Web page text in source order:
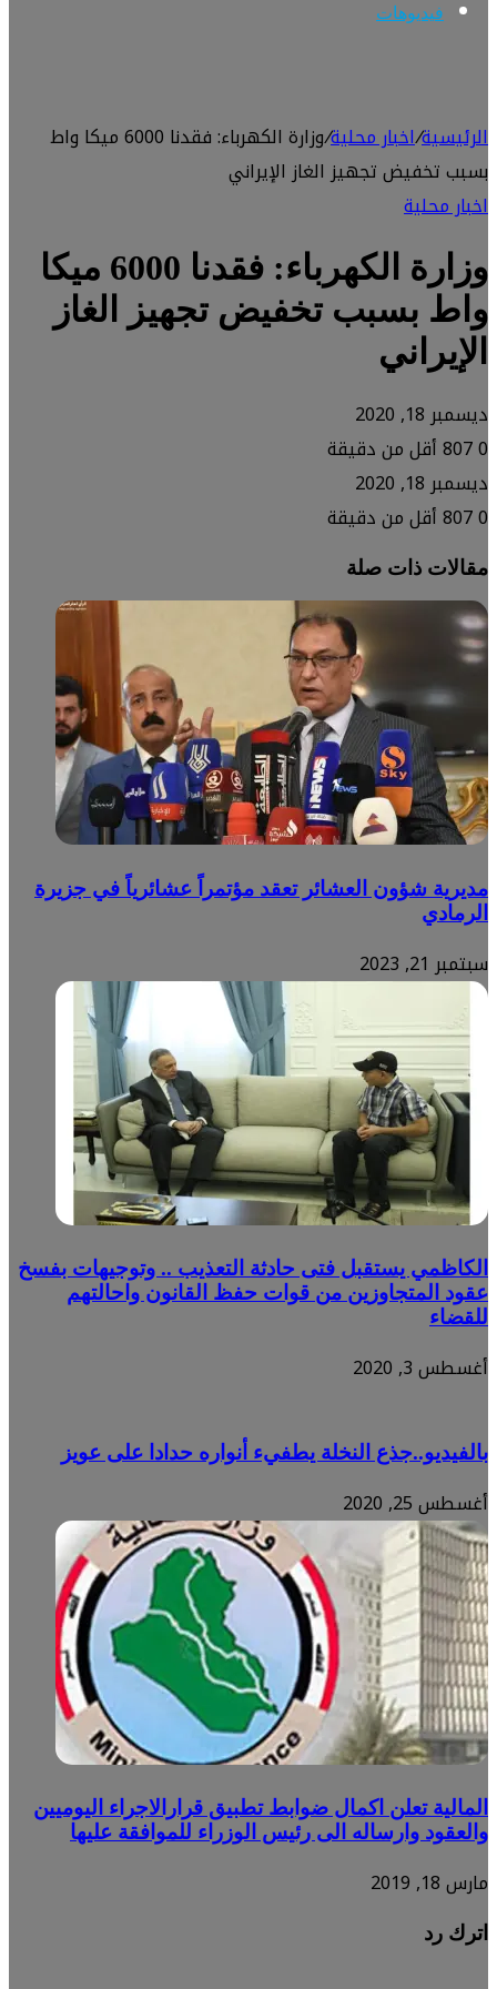
فيديوهات
الرئيسية/اخبار محلية/
وزارة الكهرباء: فقدنا 6000 ميكا واط
بسبب تخفيض تجهيز الغاز الإيراني
اخبار محلية
وزارة الكهرباء: فقدنا 6000 ميكا
واط بسبب تخفيض تجهيز الغاز
الإيراني
ديسمبر 18, 2020
0
أقل من دقيقة
ديسمبر 18, 2020
0
أقل من دقيقة
مقالات ذات صلة
مديرية شؤون العشائر تعقد مؤتمراً عشائرياً في جزيرة
الرمادي
سبتمبر 21, 2023
الكاظمي يستقبل فتى حادثة التعذيب .. وتوجيهات بفسخ
عقود المتجاوزين من قوات حفظ القانون واحالتهم
للقضاء
أغسطس 3, 2020
بالفيديو..جذع النخلة يطفيء أنواره حدادا على عويز
أغسطس 25, 2020
المالية تعلن اكمال ضوابط تطبيق قرارالاجراء اليوميين
والعقود وارساله الى رئيس الوزراء للموافقة عليها
مارس 18, 2019
اترك رد